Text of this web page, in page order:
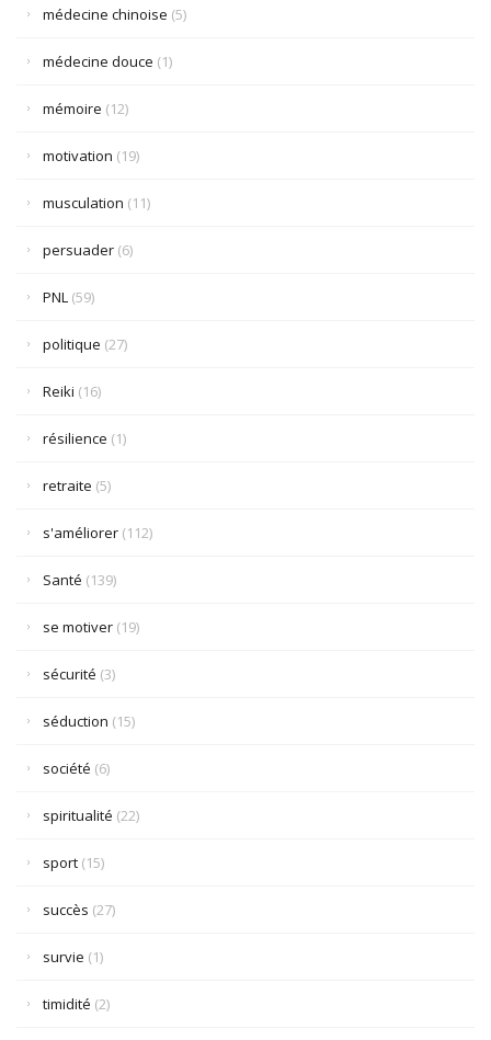
médecine chinoise (5)
médecine douce (1)
mémoire (12)
motivation (19)
musculation (11)
persuader (6)
PNL (59)
politique (27)
Reiki (16)
résilience (1)
retraite (5)
s'améliorer (112)
Santé (139)
se motiver (19)
sécurité (3)
séduction (15)
société (6)
spiritualité (22)
sport (15)
succès (27)
survie (1)
timidité (2)